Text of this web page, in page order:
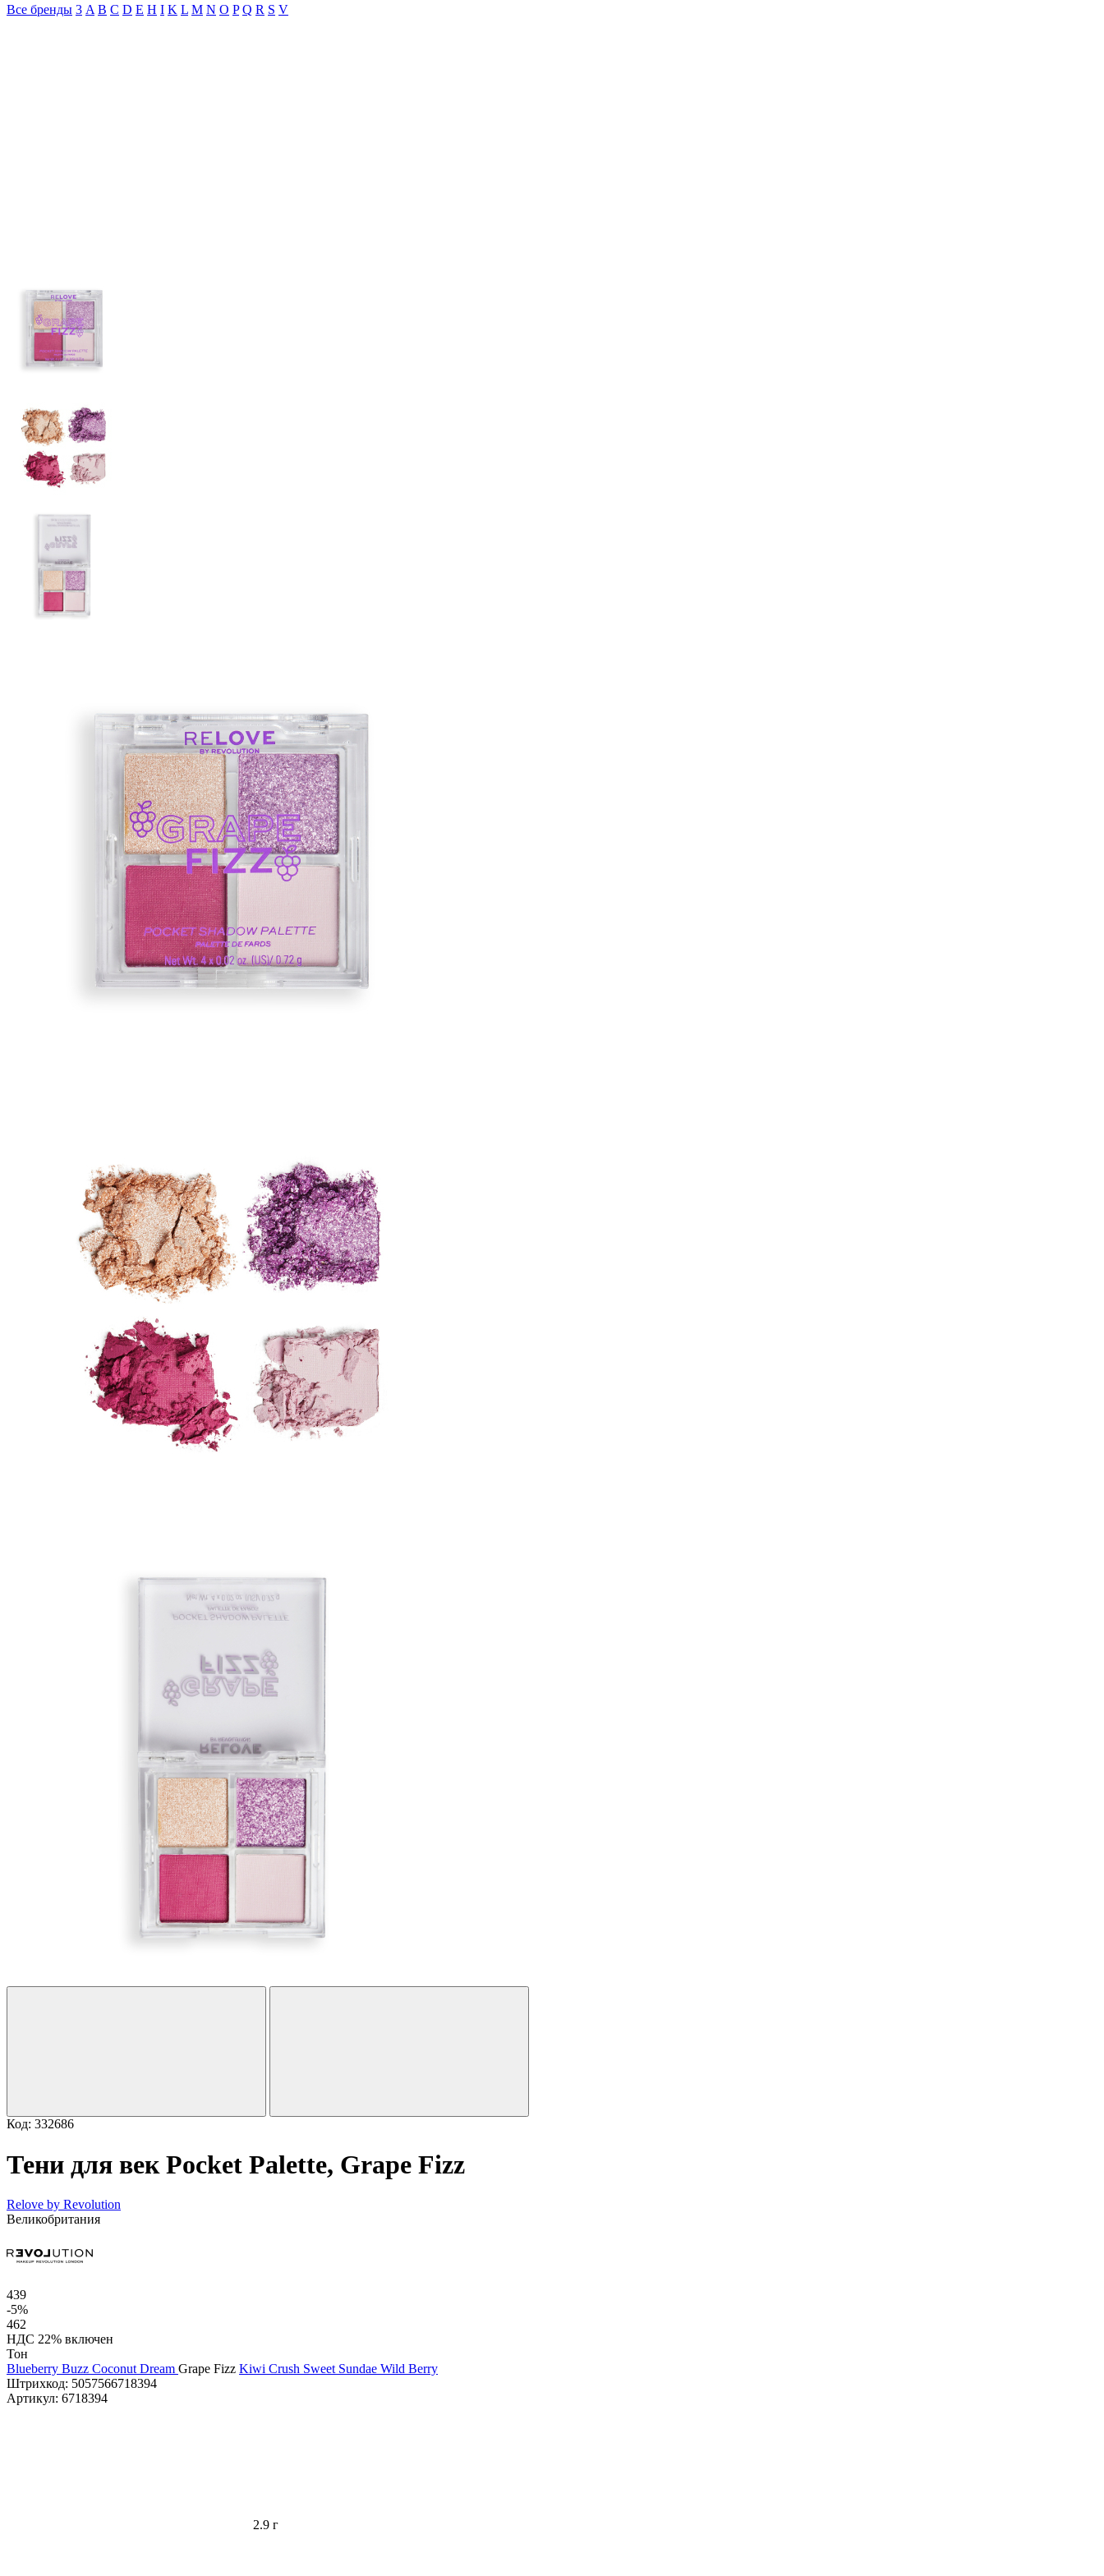
Все бренды 3 A B C D E H I K L M N O P Q R S V
Код: 332686
Тени для век Pocket Palette, Grape Fizz
Relove by Revolution
Великобритания
439
-5%
462
НДС 22% включен
Тон
Blueberry Buzz Coconut Dream Grape Fizz Kiwi Crush Sweet Sundae Wild Berry
Штрихкод: 5057566718394
Артикул: 6718394
2.9 г